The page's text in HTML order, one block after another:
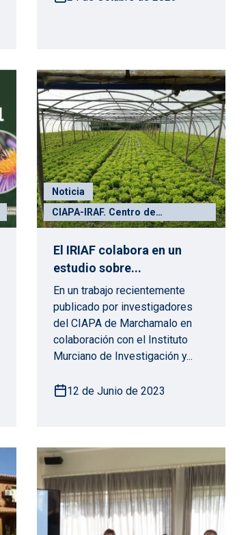
Noticia
CIAPA-IRAF. Centro de
Investigación Apícola y
Agroambiental
El IRIAF colabora en un
estudio sobre...
En un trabajo recientemente
publicado por investigadores
del CIAPA de Marchamalo en
colaboración con el Instituto
Murciano de Investigación y...
12 de Junio de 2023